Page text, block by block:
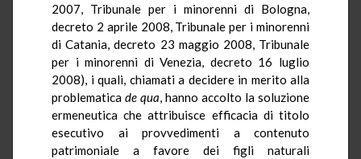
2007, Tribunale per i minorenni di Bologna,
decreto 2 aprile 2008, Tribunale per i minorenni
di Catania, decreto 23 maggio 2008, Tribunale
per i minorenni di Venezia, decreto 16 luglio
2008), i quali, chiamati a decidere in merito alla
problematica de qua, hanno accolto la soluzione
ermeneutica che attribuisce efficacia di titolo
esecutivo ai provvedimenti a contenuto
patrimoniale a favore dei figli naturali